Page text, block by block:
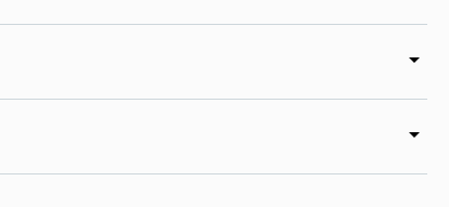
arrow_drop_down
arrow_drop_down